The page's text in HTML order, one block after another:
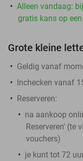
Alleen vandaag:
gratis kans op
Grote kleine
Geldig vanaf
Inchecken vanaf
Reserveren:
na aankoop
Reserveren' (te
vouchers)
je kunt tot 72